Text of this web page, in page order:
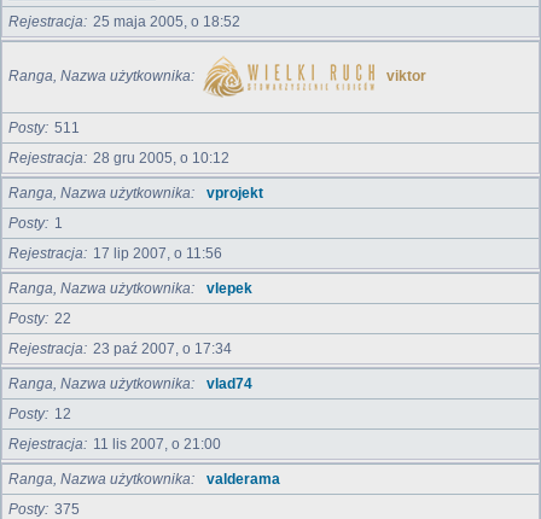
Rejestracja
25 maja 2005, o 18:52
Ranga, Nazwa użytkownika viktor
Posty 511
Rejestracja
28 gru 2005, o 10:12
Ranga, Nazwa użytkownika
vprojekt
Posty
1
Rejestracja
17 lip 2007, o 11:56
Ranga, Nazwa użytkownika
vlepek
Posty 22
Rejestracja
23 paź 2007, o 17:34
Ranga, Nazwa użytkownika
vlad74
Posty
12
Rejestracja
11 lis 2007, o 21:00
Ranga, Nazwa użytkownika
valderama
Posty 375